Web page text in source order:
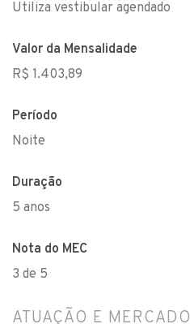
Utiliza vestibular agendado
Valor da Mensalidade
R$ 1.403,89
Período
Noite
Duração
5 anos
Nota do MEC
3 de 5
ATUAÇÃO E MERCADO